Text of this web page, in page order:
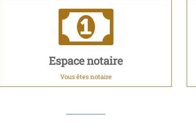
Espace notaire
Vous êtes notaire